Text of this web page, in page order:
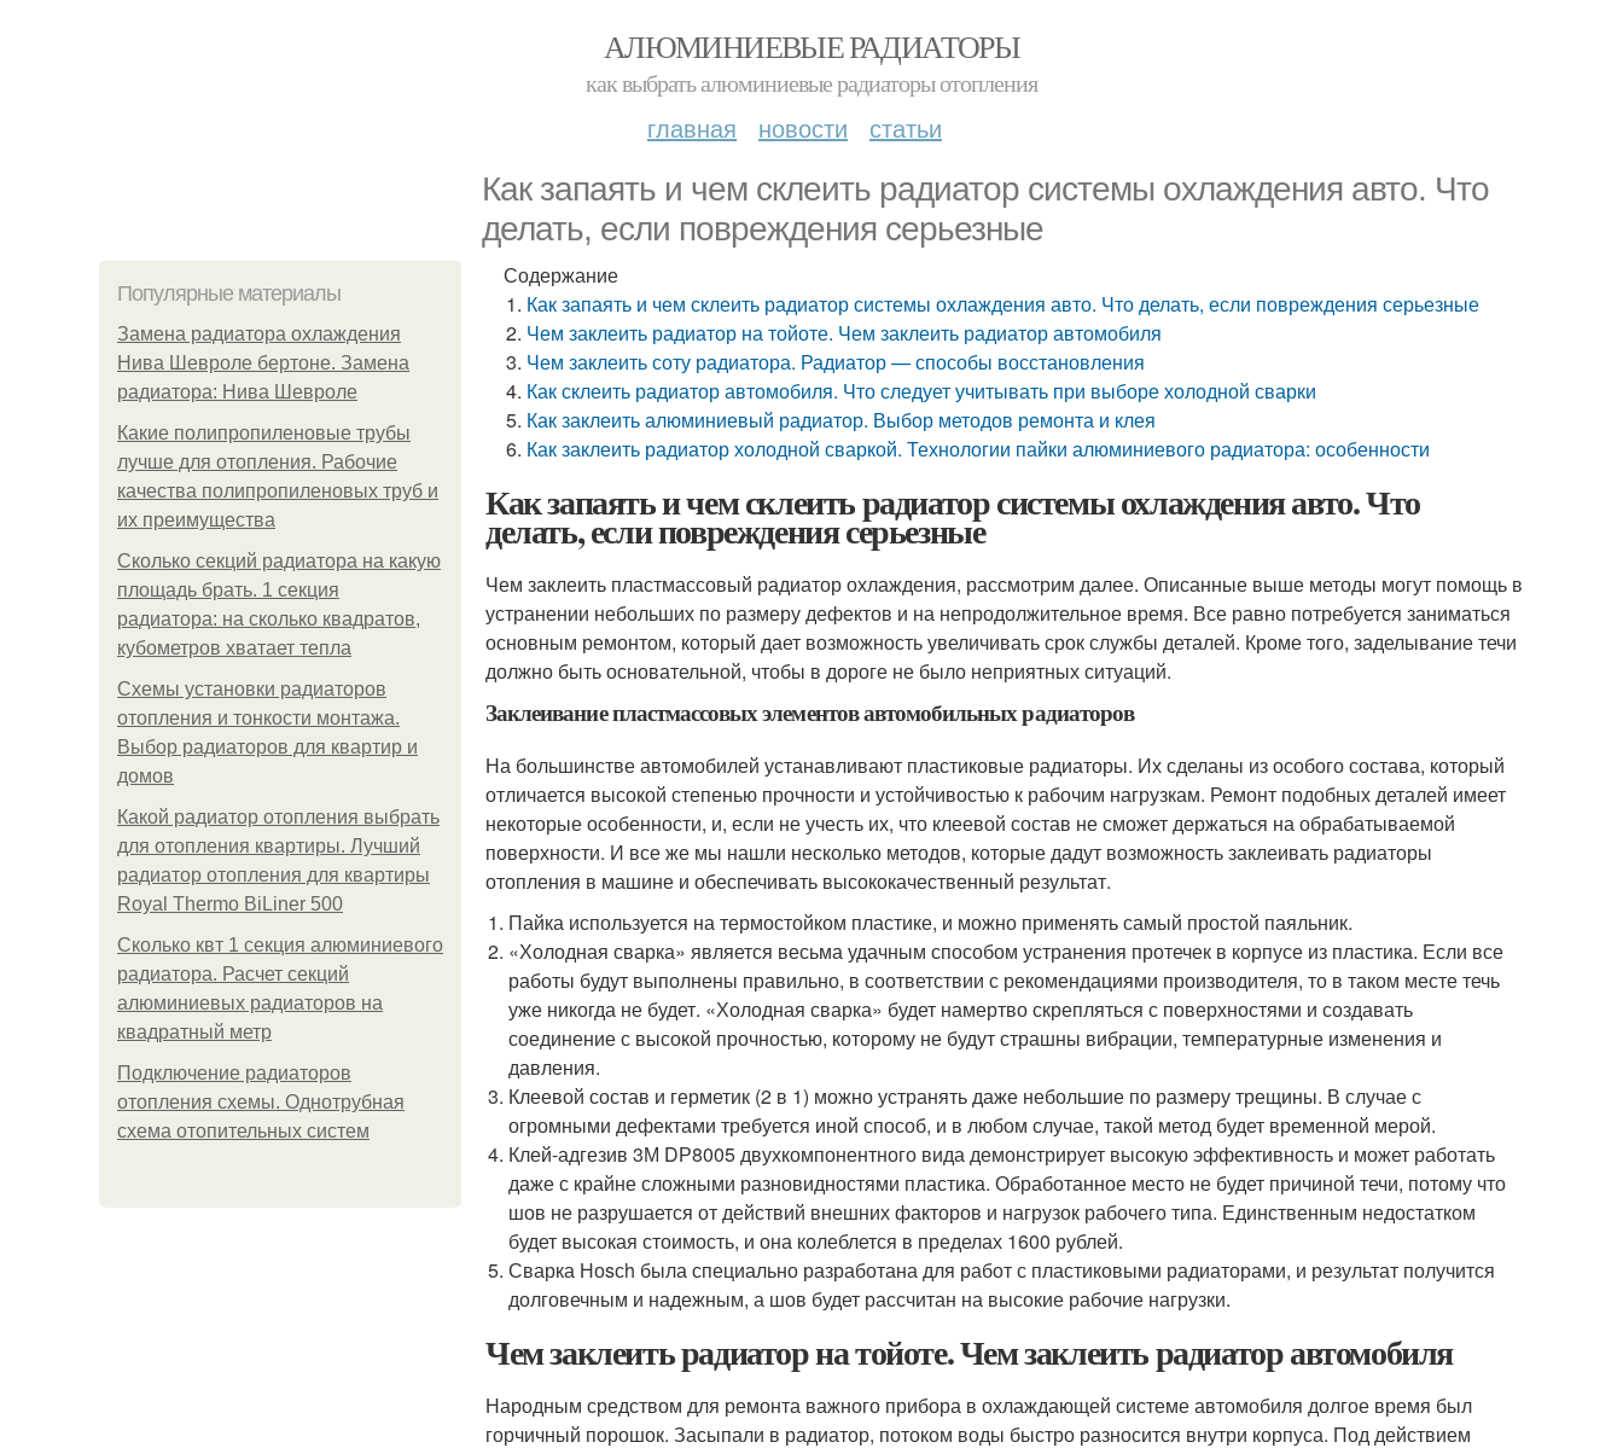
АЛЮМИНИЕВЫЕ РАДИАТОРЫ
как выбрать алюминиевые радиаторы отопления
главная новости статьи
Как запаять и чем склеить радиатор системы охлаждения авто. Что
делать, если повреждения серьезные
Популярные материалы
Замена радиатора охлаждения
Нива Шевроле бертоне. Замена
радиатора: Нива Шевроле
Какие полипропиленовые трубы
лучше для отопления. Рабочие
качества полипропиленовых труб и
их преимущества
Сколько секций радиатора на какую
площадь брать. 1 секция
радиатора: на сколько квадратов,
кубометров хватает тепла
Схемы установки радиаторов
отопления и тонкости монтажа.
Выбор радиаторов для квартир и
домов
Какой радиатор отопления выбрать
для отопления квартиры. Лучший
радиатор отопления для квартиры
Royal Thermo BiLiner 500
Сколько квт 1 секция алюминиевого
радиатора. Расчет секций
алюминиевых радиаторов на
квадратный метр
Подключение радиаторов
отопления схемы. Однотрубная
схема отопительных систем
Содержание
Как запаять и чем склеить радиатор системы охлаждения авто. Что делать, если повреждения серьезные
Чем заклеить радиатор на тойоте. Чем заклеить радиатор автомобиля
Чем заклеить соту радиатора. Радиатор — способы восстановления
Как склеить радиатор автомобиля. Что следует учитывать при выборе холодной сварки
Как заклеить алюминиевый радиатор. Выбор методов ремонта и клея
Как заклеить радиатор холодной сваркой. Технологии пайки алюминиевого радиатора: особенности
Как запаять и чем склеить радиатор системы охлаждения авто. Что
делать, если повреждения серьезные
Чем заклеить пластмассовый радиатор охлаждения, рассмотрим далее. Описанные выше методы могут помощь в
устранении небольших по размеру дефектов и на непродолжительное время. Все равно потребуется заниматься
основным ремонтом, который дает возможность увеличивать срок службы деталей. Кроме того, заделывание течи
должно быть основательной, чтобы в дороге не было неприятных ситуаций.
Заклеивание пластмассовых элементов автомобильных радиаторов
На большинстве автомобилей устанавливают пластиковые радиаторы. Их сделаны из особого состава, который
отличается высокой степенью прочности и устойчивостью к рабочим нагрузкам. Ремонт подобных деталей имеет
некоторые особенности, и, если не учесть их, что клеевой состав не сможет держаться на обрабатываемой
поверхности. И все же мы нашли несколько методов, которые дадут возможность заклеивать радиаторы
отопления в машине и обеспечивать высококачественный результат.
Пайка используется на термостойком пластике, и можно применять самый простой паяльник.
«Холодная сварка» является весьма удачным способом устранения протечек в корпусе из пластика. Если все
работы будут выполнены правильно, в соответствии с рекомендациями производителя, то в таком месте течь
уже никогда не будет. «Холодная сварка» будет намертво скрепляться с поверхностями и создавать
соединение с высокой прочностью, которому не будут страшны вибрации, температурные изменения и
давления.
Клеевой состав и герметик (2 в 1) можно устранять даже небольшие по размеру трещины. В случае с
огромными дефектами требуется иной способ, и в любом случае, такой метод будет временной мерой.
Клей-адгезив 3М DР8005 двухкомпонентного вида демонстрирует высокую эффективность и может работать
даже с крайне сложными разновидностями пластика. Обработанное место не будет причиной течи, потому что
шов не разрушается от действий внешних факторов и нагрузок рабочего типа. Единственным недостатком
будет высокая стоимость, и она колеблется в пределах 1600 рублей.
Сварка Ноsсh была специально разработана для работ с пластиковыми радиаторами, и результат получится
долговечным и надежным, а шов будет рассчитан на высокие рабочие нагрузки.
Чем заклеить радиатор на тойоте. Чем заклеить радиатор автомобиля
Народным средством для ремонта важного прибора в охлаждающей системе автомобиля долгое время был
горчичный порошок. Засыпали в радиатор, потоком воды быстро разносится внутри корпуса. Под действием